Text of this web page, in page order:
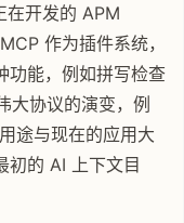
在开发的 APM
作为插件系统，
功能，例如拼写检查
大协议的演变，例
途与现在的应用大
初的 AI 上下文目